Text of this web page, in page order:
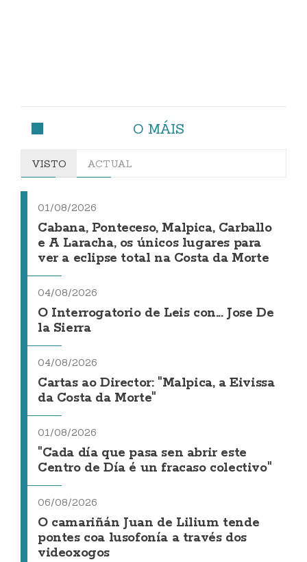
O MÁIS
VISTO ACTUAL
01/08/2026
Cabana, Ponteceso, Malpica, Carballo
e A Laracha, os únicos lugares para
ver a eclipse total na Costa da Morte
04/08/2026
O Interrogatorio de Leis con... Jose De
la Sierra
04/08/2026
Cartas ao Director: "Malpica, a Eivissa
da Costa da Morte"
01/08/2026
"Cada día que pasa sen abrir este
Centro de Día é un fracaso colectivo"
06/08/2026
O camariñán Juan de Lilium tende
pontes coa lusofonía a través dos
videoxogos